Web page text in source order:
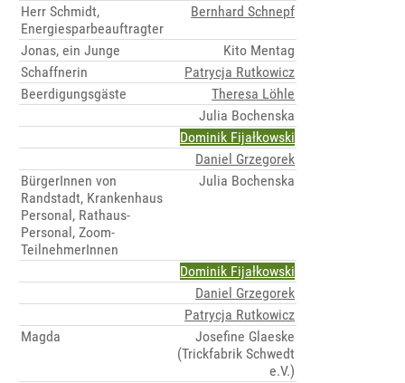
Herr Schmidt,
Energiesparbeauftragter
Bernhard Schnepf
Jonas, ein Junge
Kito Mentag
Schaffnerin
Patrycja Rutkowicz
Beerdigungsgäste
Theresa Löhle
Julia Bochenska
Dominik Fijałkowski
Daniel Grzegorek
BürgerInnen von
Randstadt, Krankenhaus
Personal, Rathaus-
Personal, Zoom-
TeilnehmerInnen
Julia Bochenska
Dominik Fijałkowski
Daniel Grzegorek
Patrycja Rutkowicz
Magda
Josefine Glaeske
(Trickfabrik Schwedt
e.V.)